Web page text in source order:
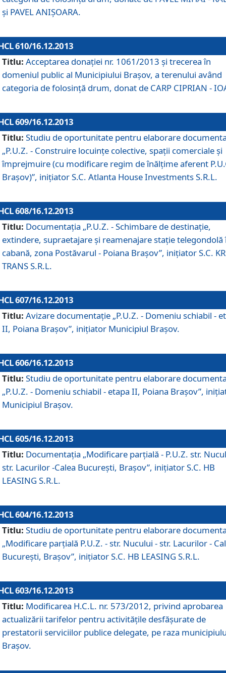
şi PAVEL ANIŞOARA.
610/16.12.2013
Titlu: Acceptarea donaţiei nr. 1061/2013 şi trecerea în
domeniul public al Municipiului Braşov, a terenului având
categoria de folosinţă drum, donat de CARP CIPRIAN -
609/16.12.2013
Titlu: Studiu de oportunitate pentru elaborare
„P.U.Z. - Construire locuinţe colective, spaţii comerciale şi
împrejmuire (cu modificare regim de înălţime aferent
Braşov)”, iniţiator S.C. Atlanta House Investments S.R.L.
608/16.12.2013
Titlu: Documentaţia „P.U.Z. - Schimbare de destinaţie,
extindere, supraetajare şi reamenajare staţie telegondolă
cabană, zona Postăvarul - Poiana Braşov”, iniţiator S.C.
TRANS S.R.L.
607/16.12.2013
Titlu: Avizare documentaţie „P.U.Z. - Domeniu schiabil -
II, Poiana Braşov”, iniţiator Municipiul Braşov.
606/16.12.2013
Titlu: Studiu de oportunitate pentru elaborare
„P.U.Z. - Domeniu schiabil - etapa II, Poiana Braşov”,
Municipiul Braşov.
605/16.12.2013
Titlu: Documentaţia „Modificare parţială - P.U.Z. str.
str. Lacurilor -Calea Bucureşti, Braşov”, iniţiator S.C. HB
LEASING S.R.L.
604/16.12.2013
Titlu: Studiu de oportunitate pentru elaborare
„Modificare parţială P.U.Z. - str. Nucului - str. Lacurilor -
Bucureşti, Braşov”, iniţiator S.C. HB LEASING S.R.L.
603/16.12.2013
Titlu: Modificarea H.C.L. nr. 573/2012, privind aprobarea
actualizării tarifelor pentru activităţile desfăşurate de
prestatorii serviciilor publice delegate, pe raza
Braşov.